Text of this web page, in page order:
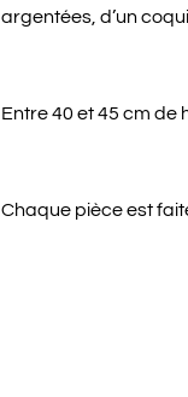
argentées, d’un
Entre 40 et 45 cm de
Chaque pièce est